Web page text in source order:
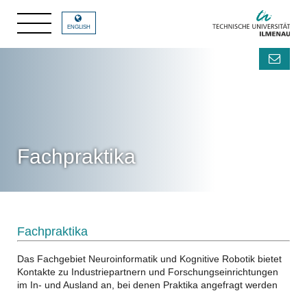
ENGLISH
Fachpraktika
Fachpraktika
Das Fachgebiet Neuroinformatik und Kognitive Robotik bietet
Kontakte zu Industriepartnern und Forschungseinrichtungen
im In- und Ausland an, bei denen Praktika angefragt werden